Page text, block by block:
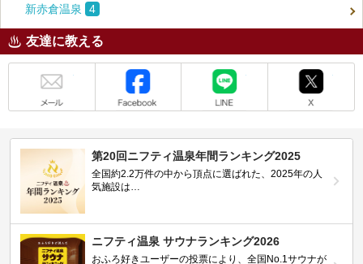
新赤倉温泉 4
友達に教える
第20回ニフティ温泉年間ランキング2025
全国約2.2万件の中から頂点に選ばれた、2025年の人
気施設は…
ニフティ温泉 サウナランキング2026
おふろ好きユーザーの投票により、全国No.1サウナが